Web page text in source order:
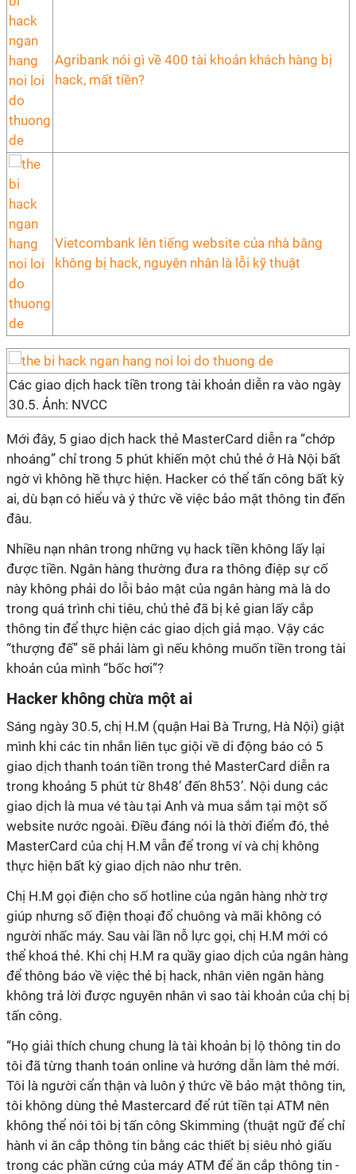
Agribank nói gì về 400 tài khoản khách hàng bị
hack, mất tiền?
Vietcombank lên tiếng website của nhà băng
không bị hack, nguyên nhân là lỗi kỹ thuật
Các giao dịch hack tiền trong tài khoản diễn ra vào ngày
30.5. Ảnh: NVCC
Mới đây, 5 giao dịch hack thẻ MasterCard diễn ra “chớp
nhoáng” chỉ trong 5 phút khiến một chủ thẻ ở Hà Nội bất
ngờ vì không hề thực hiện. Hacker có thể tấn công bất kỳ
ai, dù bạn có hiểu và ý thức về việc bảo mật thông tin đến
đâu.
Nhiều nạn nhân trong những vụ hack tiền không lấy lại
được tiền. Ngân hàng thường đưa ra thông điệp sự cố
này không phải do lỗi bảo mật của ngân hàng mà là do
trong quá trình chi tiêu, chủ thẻ đã bị kẻ gian lấy cắp
thông tin để thực hiện các giao dịch giả mạo. Vậy các
“thượng đế” sẽ phải làm gì nếu không muốn tiền trong tài
khoản của mình “bốc hơi”?
Hacker không chừa một ai
Sáng ngày 30.5, chị H.M (quận Hai Bà Trưng, Hà Nội) giật
mình khi các tin nhắn liên tục giội về di động báo có 5
giao dịch thanh toán tiền trong thẻ MasterCard diễn ra
trong khoảng 5 phút từ 8h48’ đến 8h53’. Nội dung các
giao dịch là mua vé tàu tại Anh và mua sắm tại một số
website nước ngoài. Điều đáng nói là thời điểm đó, thẻ
MasterCard của chị H.M vẫn để trong ví và chị không
thực hiện bất kỳ giao dịch nào như trên.
Chị H.M gọi điện cho số hotline của ngân hàng nhờ trợ
giúp nhưng số điện thoại đổ chuông và mãi không có
người nhấc máy. Sau vài lần nỗ lực gọi, chị H.M mới có
thể khoá thẻ. Khi chị H.M ra quầy giao dịch của ngân hàng
để thông báo về việc thẻ bị hack, nhân viên ngân hàng
không trả lời được nguyên nhân vì sao tài khoản của chị bị
tấn công.
“Họ giải thích chung chung là tài khoản bị lộ thông tin do
tôi đã từng thanh toán online và hướng dẫn làm thẻ mới.
Tôi là người cẩn thận và luôn ý thức về bảo mật thông tin,
tôi không dùng thẻ Mastercard để rút tiền tại ATM nên
không thể nói tôi bị tấn công Skimming (thuật ngữ để chỉ
hành vi ăn cắp thông tin bằng các thiết bị siêu nhỏ giấu
trong các phần cứng của máy ATM để ăn cắp thông tin -